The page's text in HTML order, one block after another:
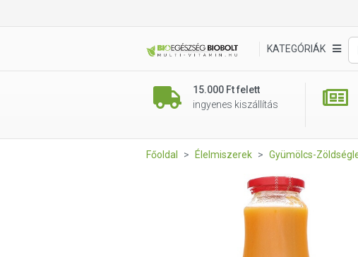
KATEGÓRIÁK
15.000 Ft felett
ingyenes kiszállítás
Főoldal Élelmiszerek Gyümölcs-